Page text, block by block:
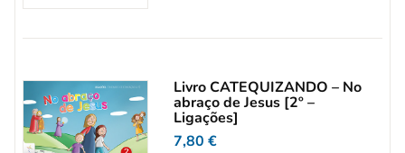
Livro CATEQUIZANDO – No
abraço de Jesus [2º –
Ligações]
7,80€